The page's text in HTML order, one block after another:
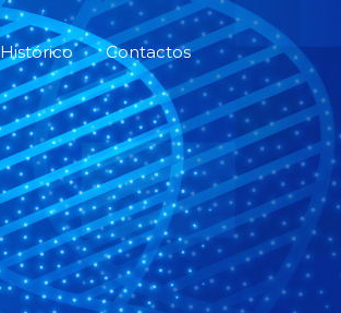
Histórico Contactos